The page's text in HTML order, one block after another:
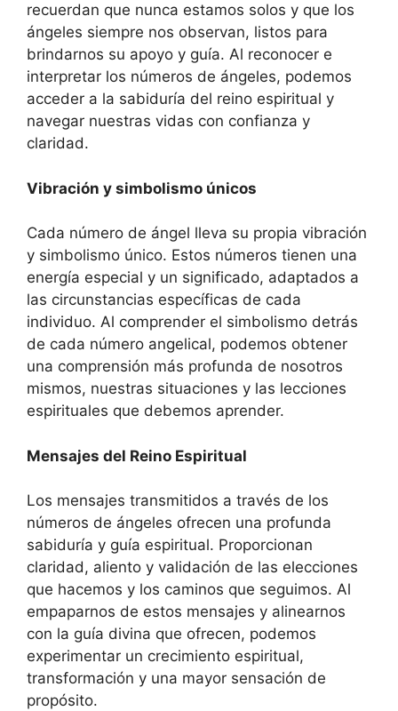
recuerdan que nunca estamos solos y que los
ángeles siempre nos observan, listos para
brindarnos su apoyo y guía. Al reconocer e
interpretar los números de ángeles, podemos
acceder a la sabiduría del reino espiritual y
navegar nuestras vidas con confianza y
claridad.
Vibración y simbolismo únicos
Cada número de ángel lleva su propia vibración
y simbolismo único. Estos números tienen una
energía especial y un significado, adaptados a
las circunstancias específicas de cada
individuo. Al comprender el simbolismo detrás
de cada número angelical, podemos obtener
una comprensión más profunda de nosotros
mismos, nuestras situaciones y las lecciones
espirituales que debemos aprender.
Mensajes del Reino Espiritual
Los mensajes transmitidos a través de los
números de ángeles ofrecen una profunda
sabiduría y guía espiritual. Proporcionan
claridad, aliento y validación de las elecciones
que hacemos y los caminos que seguimos. Al
empaparnos de estos mensajes y alinearnos
con la guía divina que ofrecen, podemos
experimentar un crecimiento espiritual,
transformación y una mayor sensación de
propósito.